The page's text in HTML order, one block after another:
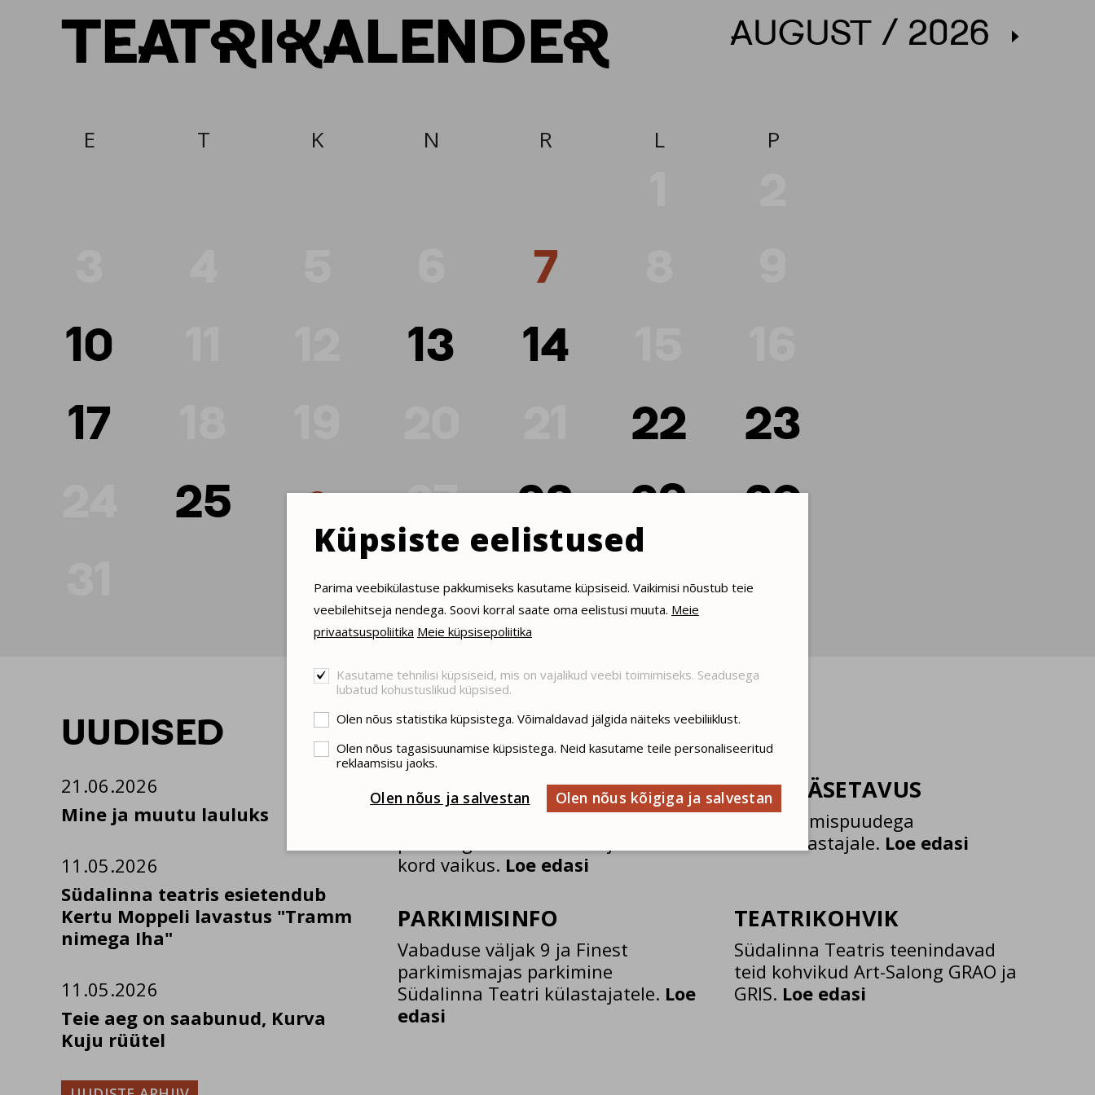
TEATRIKALENDER AUGUST / 2026 
E T K N R L P
7
10
13 14
17
22
23
25 27 28 29
30
UUDISED
21.06.2026
Mine ja muutu lauluks
11.05.2026
Südalinna teatris esietendub
Kertu Moppeli lavastus "Tramm
nimega Iha"
11.05.2026
Teie aeg on saabunud, Kurva
Kuju rüütel
KÜLASTAJALE
MEELESPEA
Kuidas käituda teatris? Teatri
kord vaikus. Loe edasi
LIGIPÄÄSETAVUS
Info liikumispuudega
teatrikülastajale. Loe edasi
PARKIMISINFO
Vabaduse väljak 9 ja Finest
parkimismajas parkimine
Südalinna Teatri külastajatele. Loe
edasi
TEATRIKOHVIK
Südalinna Teatris teenindavad
teid kohvikud Art-Salong GRAO ja
GRIS. Loe edasi
Küpsiste eelistused
Parima veebikülastuse pakkumiseks kasutame küpsiseid. Vaikimisi nõustub teie
veebilehitseja nendega. Soovi korral saate oma eelistusi muuta. Meie
privaatsuspoliitika Meie küpsisepoliitika
Kasutame tehnilisi küpsiseid, mis on vajalikud veebi toimimiseks. Seadusega
lubatud kohustuslikud küpsised.
Olen nõus statistika küpsistega. Võimaldavad jälgida näiteks veebiliiklust.
Olen nõus tagasisuunamise küpsistega. Neid kasutame teile personaliseeritud
reklaamsisu jaoks.
Olen nõus ja salvestan Olen nõus kõigiga ja salvestan